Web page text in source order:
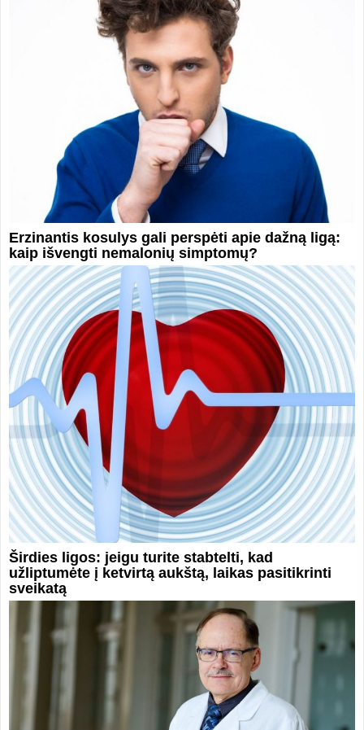
Erzinantis kosulys gali perspėti apie dažną ligą:
kaip išvengti nemalonių simptomų?
Širdies ligos: jeigu turite stabtelti, kad
užliptumėte į ketvirtą aukštą, laikas pasitikrinti
sveikatą